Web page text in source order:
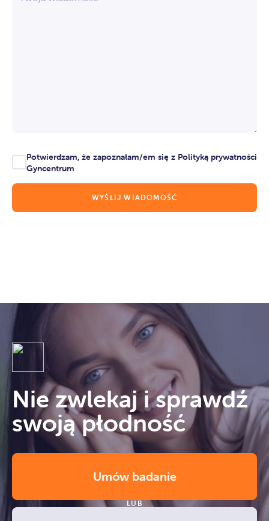
Potwierdzam, że zapoznałam/em się z Polityką prywatności
Gyncentrum
Nie zwlekaj i sprawdź
swoją płodność
Umów badanie
LUB